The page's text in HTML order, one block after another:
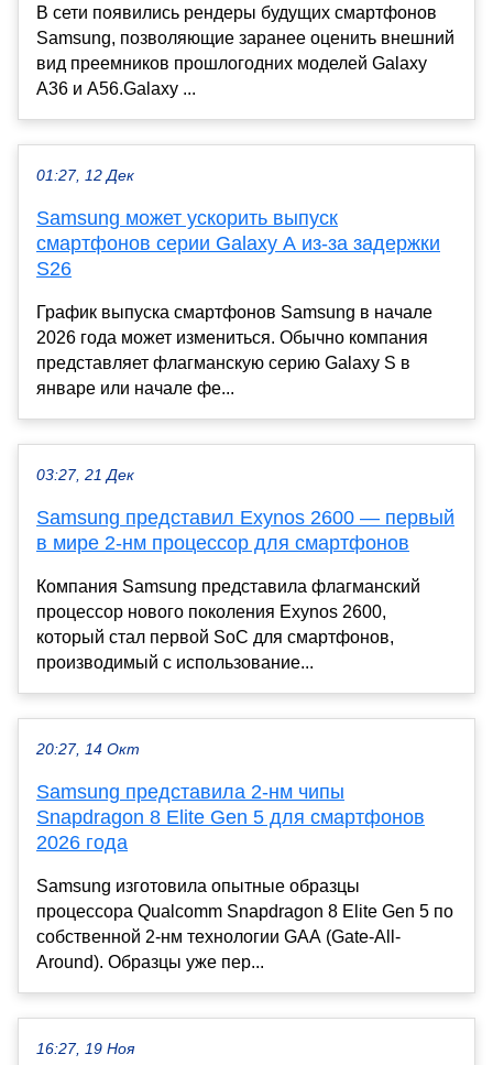
В сети появились рендеры будущих смартфонов
Samsung, позволяющие заранее оценить внешний
вид преемников прошлогодних моделей Galaxy
A36 и A56.Galaxy ...
01:27, 12 Дек
Samsung может ускорить выпуск
смартфонов серии Galaxy A из-за задержки
S26
График выпуска смартфонов Samsung в начале
2026 года может измениться. Обычно компания
представляет флагманскую серию Galaxy S в
январе или начале фе...
03:27, 21 Дек
Samsung представил Exynos 2600 — первый
в мире 2-нм процессор для смартфонов
Компания Samsung представила флагманский
процессор нового поколения Exynos 2600,
который стал первой SoC для смартфонов,
производимый с использование...
20:27, 14 Окт
Samsung представила 2-нм чипы
Snapdragon 8 Elite Gen 5 для смартфонов
2026 года
Samsung изготовила опытные образцы
процессора Qualcomm Snapdragon 8 Elite Gen 5 по
собственной 2-нм технологии GAA (Gate-All-
Around). Образцы уже пер...
16:27, 19 Ноя